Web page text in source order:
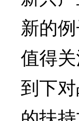
新的
值得
到下